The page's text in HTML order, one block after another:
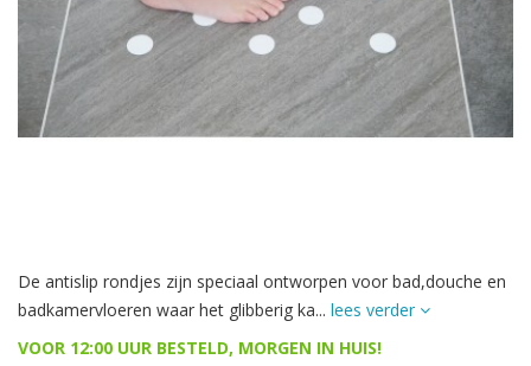
De antislip rondjes zijn speciaal ontworpen voor bad,douche en
badkamervloeren waar het glibberig ka... lees verder
VOOR 12:00 UUR BESTELD, MORGEN IN HUIS!